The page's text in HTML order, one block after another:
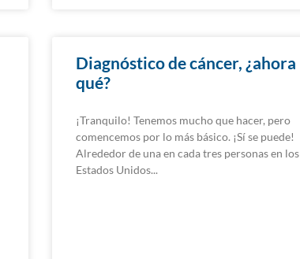
Diagnóstico de cáncer, ¿ahora
qué?
¡Tranquilo! Tenemos mucho que hacer, pero
comencemos por lo más básico. ¡Sí se puede!
Alrededor de una en cada tres personas en los
Estados Unidos